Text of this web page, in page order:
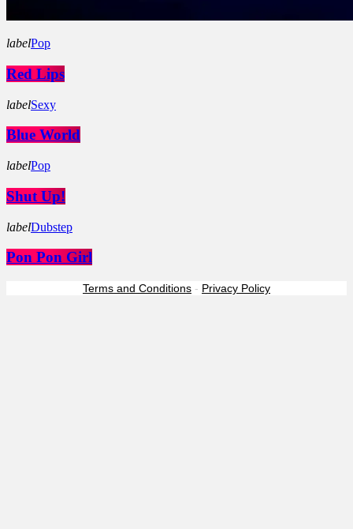
labelPop
Red Lips
labelSexy
Blue World
labelPop
Shut Up!
labelDubstep
Pon Pon Girl
Terms and Conditions - Privacy Policy